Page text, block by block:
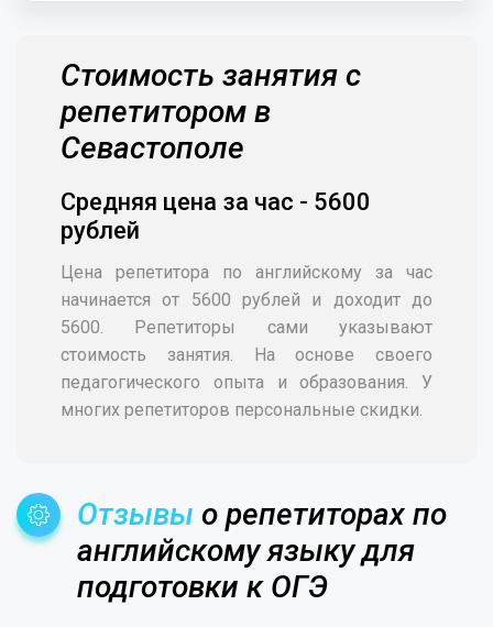
Стоимость занятия с
репетитором в
Севастополе
Средняя цена за час - 5600
рублей
Цена репетитора по английскому за час
начинается от 5600 рублей и доходит до
5600. Репетиторы сами указывают
стоимость занятия. На основе своего
педагогического опыта и образования. У
многих репетиторов персональные скидки.
Отзывы о репетиторах по
английскому языку для
подготовки к ОГЭ